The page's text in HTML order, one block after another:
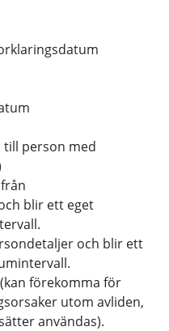
till person med
blir ett eget
och blir ett
förekomma för
utom avliden,
användas).